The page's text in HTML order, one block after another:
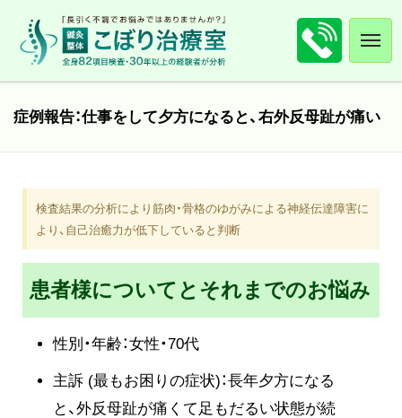
症例報告：仕事をして夕方になると、右外反母趾が痛い
検査結果の分析により筋肉・骨格のゆがみによる神経伝達障害に
より、自己治癒力が低下していると判断
患者様についてとそれまでのお悩み
性別・年齢：女性・70代
主訴 (最もお困りの症状)：長年夕方になる
と、外反母趾が痛くて足もだるい状態が続